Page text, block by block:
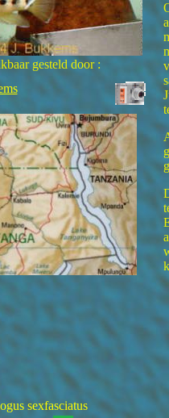
gesteld door :
sexfasciatus